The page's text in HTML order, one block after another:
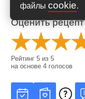
файлы cookie.
Оценить рецепт
Рейтинг5 из5
на основе4 голосов